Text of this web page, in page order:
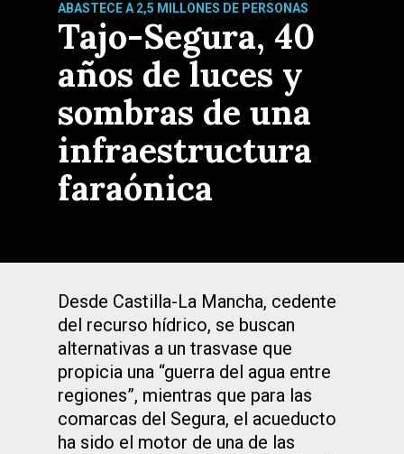
ABASTECE A 2,5 MILLONES DE PERSONAS
Tajo-Segura, 40
años de luces y
sombras de una
infraestructura
faraónica
Desde Castilla-La Mancha, cedente
del recurso hídrico, se buscan
alternativas a un trasvase que
propicia una “guerra del agua entre
regiones”, mientras que para las
comarcas del Segura, el acueducto
ha sido el motor de una de las